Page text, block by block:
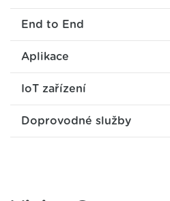
End to End
Aplikace
IoT zařízení
Doprovodné služby